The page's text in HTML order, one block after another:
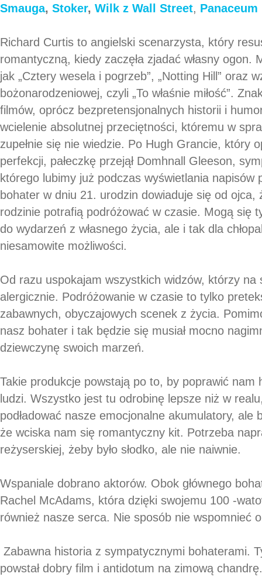
Smauga, Stoker, Wilk z Wall Street, Panaceum
Richard Curtis to angielski scenarzysta, który
romantyczną, kiedy zaczęła zjadać własny ogon.
jak „Cztery wesela i pogrzeb”, „Notting Hill” oraz
bożonarodzeniowej, czyli „To właśnie miłość”.
filmów, oprócz bezpretensjonalnych historii i
wcielenie absolutnej przeciętności, któremu w
zupełnie się nie wiedzie. Po Hugh Grancie, który
perfekcji, pałeczkę przejął Domhnall Gleeson,
którego lubimy już podczas wyświetlania napisów
bohater w dniu 21. urodzin dowiaduje się od ojca,
rodzinie potrafią podróżować w czasie. Mogą się
do wydarzeń z własnego życia, ale i tak dla
niesamowite możliwości.
Od razu uspokajam wszystkich widzów, którzy na
alergicznie. Podróżowanie w czasie to tylko
zabawnych, obyczajowych scenek z życia.
nasz bohater i tak będzie się musiał mocno
dziewczynę swoich marzeń.
Takie produkcje powstają po to, by poprawić nam
ludzi. Wszystko jest tu odrobinę lepsze niż w
podładować nasze emocjonalne akumulatory, ale
że wciska nam się romantyczny kit. Potrzeba
reżyserskiej, żeby było słodko, ale nie naiwnie.
Wspaniale dobrano aktorów. Obok głównego
Rachel McAdams, która dzięki swojemu 100 -
również nasze serca. Nie sposób nie wspomnieć
Zabawna historia z sympatycznymi bohaterami.
powstał dobry film i antidotum na zimową chandrę.